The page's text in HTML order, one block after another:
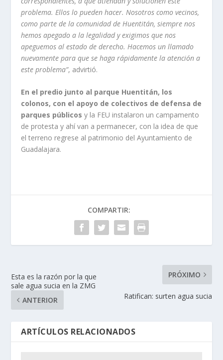
problema. Ellos lo pueden hacer. Nosotros como vecinos,
como parte de la comunidad de Huentitán, siempre nos
hemos apegado a la legalidad y exigimos que nos
apeguemos al estado de derecho. Hacemos un llamado
nuevamente para que se haga rápidamente la atención a
este problema”, advirtió.
En el predio junto al parque Huentitán, los
colonos, con el apoyo de colectivos de defensa de
parques públicos y la FEU instalaron un campamento
de protesta y ahí van a permanecer, con la idea de que
el terreno regrese al patrimonio del Ayuntamiento de
Guadalajara.
COMPARTIR:
Esta es la razón por la que
sale agua sucia en la ZMG
ANTERIOR
PRÓXIMO
Ratifican: surten agua sucia
ARTÍCULOS RELACIONADOS